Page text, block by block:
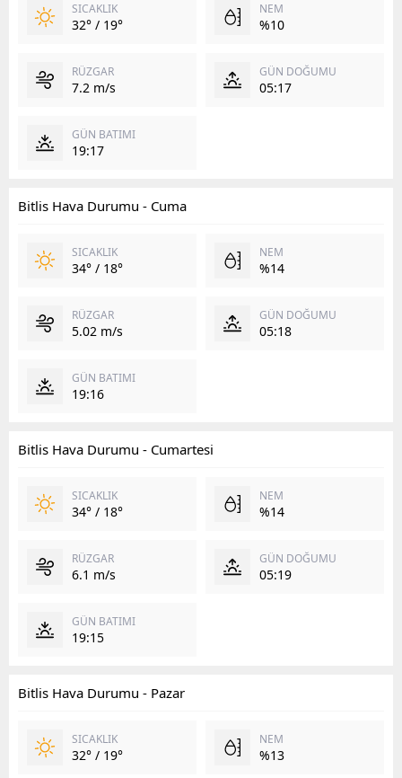
SICAKLIK
32° / 19°
NEM
%10
RÜZGAR
7.2 m/s
GÜN DOĞUMU
05:17
GÜN BATIMI
19:17
Bitlis Hava Durumu - Cuma
SICAKLIK
34° / 18°
NEM
%14
RÜZGAR
5.02 m/s
GÜN DOĞUMU
05:18
GÜN BATIMI
19:16
Bitlis Hava Durumu - Cumartesi
SICAKLIK
34° / 18°
NEM
%14
RÜZGAR
6.1 m/s
GÜN DOĞUMU
05:19
GÜN BATIMI
19:15
Bitlis Hava Durumu - Pazar
SICAKLIK
32° / 19°
NEM
%13